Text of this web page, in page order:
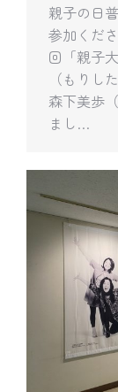
親子の日
参加くだ
回「親子
（もりし
森下美歩
まし…